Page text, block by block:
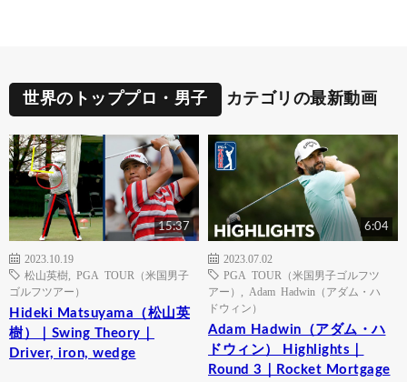
世界のトッププロ・男子 カテゴリの最新動画
15:37
2023.10.19
松山英樹
PGA TOUR（米国男子
ゴルフツアー）
Hideki Matsuyama（松山英
樹）｜Swing Theory｜
Driver, iron, wedge
6:04
2023.07.02
PGA TOUR（米国男子ゴルフツ
アー）
Adam Hadwin（アダム・ハ
ドウィン）
Adam Hadwin（アダム・ハ
ドウィン） Highlights｜
Round 3｜Rocket Mortgage